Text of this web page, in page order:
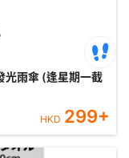
星期一截
HKD 299+